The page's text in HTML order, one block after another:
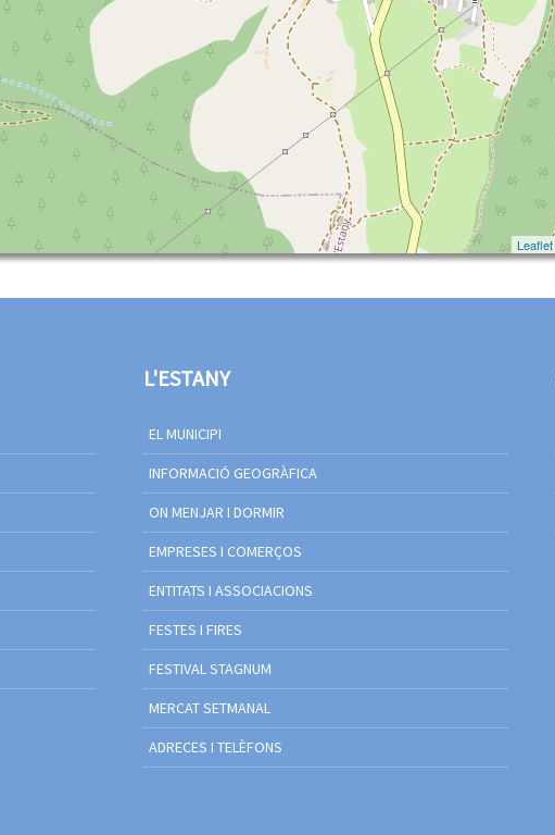
Leaflet
L'ESTANY
EL MUNICIPI
INFORMACIÓ GEOGRÀFICA
ON MENJAR I DORMIR
EMPRESES I COMERÇOS
ENTITATS I ASSOCIACIONS
FESTES I FIRES
FESTIVAL STAGNUM
MERCAT SETMANAL
ADRECES I TELÈFONS